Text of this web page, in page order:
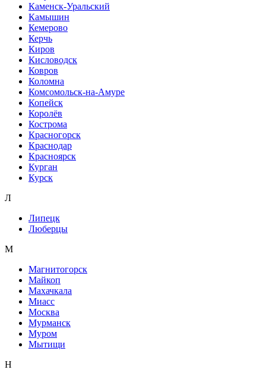
Каменск-Уральский
Камышин
Кемерово
Керчь
Киров
Кисловодск
Ковров
Коломна
Комсомольск-на-Амуре
Копейск
Королёв
Кострома
Красногорск
Краснодар
Красноярск
Курган
Курск
Л
Липецк
Люберцы
М
Магнитогорск
Майкоп
Махачкала
Миасс
Москва
Мурманск
Муром
Мытищи
Н